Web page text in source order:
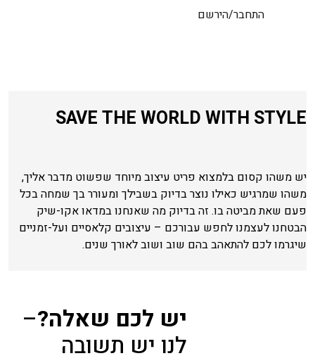
התחבר/הירשם
SAVE THE WORLD WITH STYLE
יש משהו קסום בלמצוא פריט עיצוב מיוחד שפשוט מדבר אליך,
משהו שמרגיש כאילו נוצר בדיוק בשבילך ומעורר בך שמחה בכל
פעם שאת מביטה בו. זה בדיוק מה שאנחנו במדאו אקו-שיק
הבטחנו לעצמנו לחפש עבורכם – עיצובים קלאסיים ועל-זמניים
שיגרמו לכם להתאהב בהם שוב ושוב לאורך שנים.
יש לכם שאלה?–
לנו יש תשובה